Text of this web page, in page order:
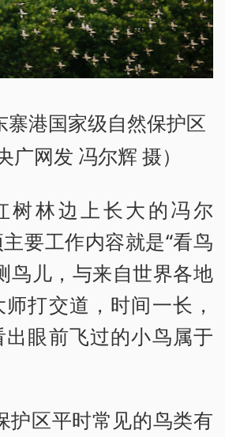
寨港国家级自然保护区
广网发 冯尔辉 摄）
树林边上长大的冯尔
要工作内容就是“看鸟
鸟儿，与来自世界各地
打交道，时间一长，
眼前飞过的小鸟属于
护区平时常见的鸟类有